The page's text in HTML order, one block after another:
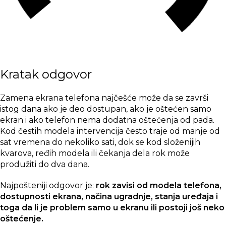
Kratak odgovor
Zamena ekrana telefona najčešće može da se završi
istog dana ako je deo dostupan, ako je oštećen samo
ekran i ako telefon nema dodatna oštećenja od pada.
Kod čestih modela intervencija često traje od manje od
sat vremena do nekoliko sati, dok se kod složenijih
kvarova, ređih modela ili čekanja dela rok može
produžiti do dva dana.
Najpošteniji odgovor je: rok zavisi od modela telefona,
dostupnosti ekrana, načina ugradnje, stanja uređaja i
toga da li je problem samo u ekranu ili postoji još neko
oštećenje.